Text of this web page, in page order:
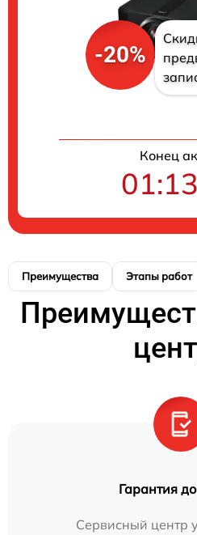
-20%
Конец
Преимущества Этапы работ
Гарантия
Сервисный центр